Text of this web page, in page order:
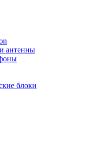
антенны
блоки